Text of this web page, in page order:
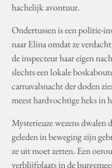
hachelijk avontuur.
Ondertussen is een politie-
naar Elina omdat ze
de inspecteur haar eigen
slechts een lokale
carnavalsnacht der doden
meest hardvochtige heks in
Mysterieuze wezens dwalen
geleden in beweging zijn
ze uit moet zetten. Een
verblijfplaats in de